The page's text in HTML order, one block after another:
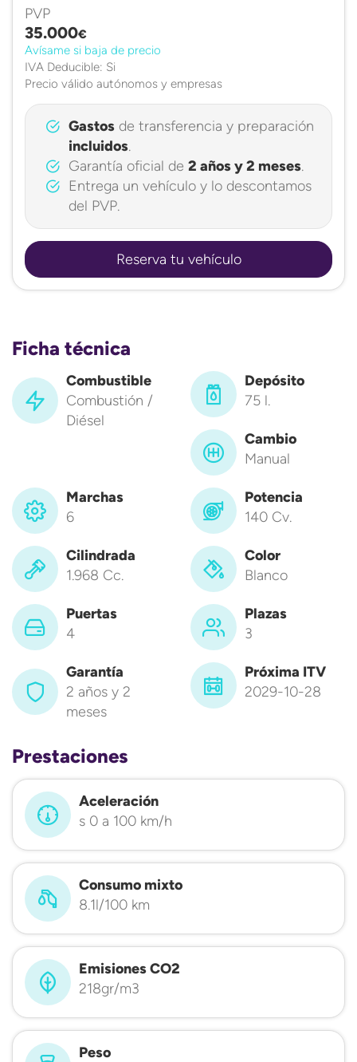
PVP
35.000€
Avísame si baja de precio
IVA Deducible: Si
Precio válido autónomos y empresas
Gastosde transferencia y preparación
incluidos.
Garantía oficial de 2 años y 2 meses.
Entrega un vehículo y lo descontamos
del PVP.
Reserva tu vehículo
Ficha técnica
Combustible
Combustión /
Diésel
Depósito
75 l.
Cambio
Manual
Marchas
6
Potencia
140 Cv.
Cilindrada
1.968 Cc.
Color
Blanco
Puertas
4
Plazas
3
Garantía
2 años y 2
meses
Próxima ITV
2029-10-28
Prestaciones
Aceleración
s 0 a 100 km/h
Consumo mixto
8.1l/100 km
Emisiones CO2
218gr/m3
Peso